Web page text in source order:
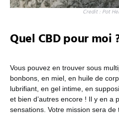
Credit : Pot
Quel CBD pour moi
Vous pouvez en trouver sous
bonbons, en miel, en huile de
lubrifiant, en gel intime, en
et bien d’autres encore ! Il y en a
sensations. Votre mission sera